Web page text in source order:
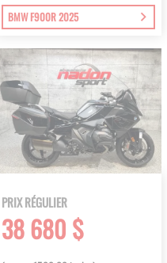
BMW F900R 2025
PRIX RÉGULIER
38 680 $